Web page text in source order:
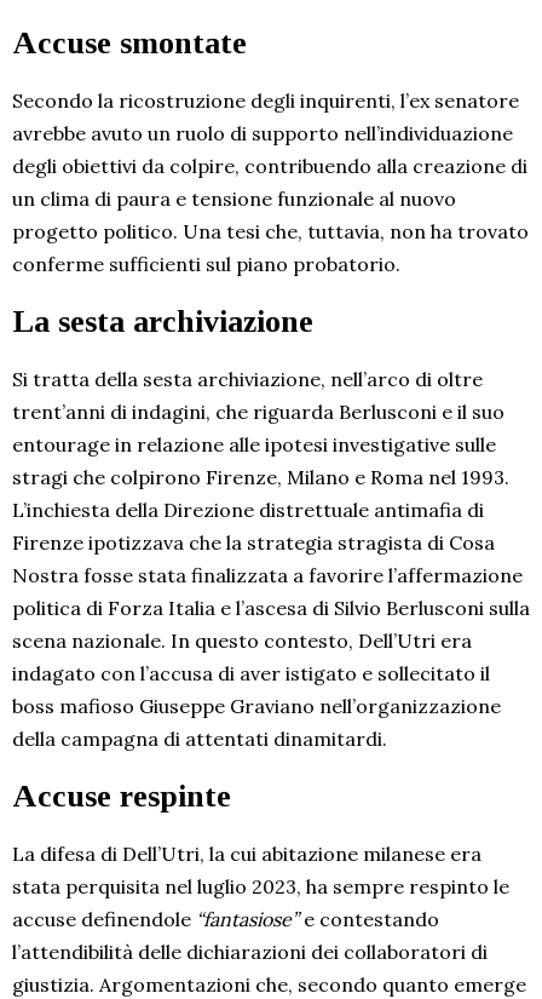
Accuse smontate
Secondo la ricostruzione degli inquirenti, l’ex senatore
avrebbe avuto un ruolo di supporto nell’individuazione
degli obiettivi da colpire, contribuendo alla creazione di
un clima di paura e tensione funzionale al nuovo
progetto politico. Una tesi che, tuttavia, non ha trovato
conferme sufficienti sul piano probatorio.
La sesta archiviazione
Si tratta della sesta archiviazione, nell’arco di oltre
trent’anni di indagini, che riguarda Berlusconi e il suo
entourage in relazione alle ipotesi investigative sulle
stragi che colpirono Firenze, Milano e Roma nel 1993.
L’inchiesta della Direzione distrettuale antimafia di
Firenze ipotizzava che la strategia stragista di Cosa
Nostra fosse stata finalizzata a favorire l’affermazione
politica di Forza Italia e l’ascesa di Silvio Berlusconi sulla
scena nazionale. In questo contesto, Dell’Utri era
indagato con l’accusa di aver istigato e sollecitato il
boss mafioso Giuseppe Graviano nell’organizzazione
della campagna di attentati dinamitardi.
Accuse respinte
La difesa di Dell’Utri, la cui abitazione milanese era
stata perquisita nel luglio 2023, ha sempre respinto le
accuse definendole “fantasiose”e contestando
l’attendibilità delle dichiarazioni dei collaboratori di
giustizia. Argomentazioni che, secondo quanto emerge